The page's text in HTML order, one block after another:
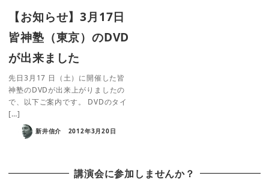
【お知らせ】3月17日
皆神塾（東京）のDVD
が出来ました
先日3月17 日（土）に開催した皆
神塾のDVDが出来上がりましたの
で、以下ご案内です。 DVDのタイ
[…]
新井信介 2012年3月20日
講演会に参加しませんか？